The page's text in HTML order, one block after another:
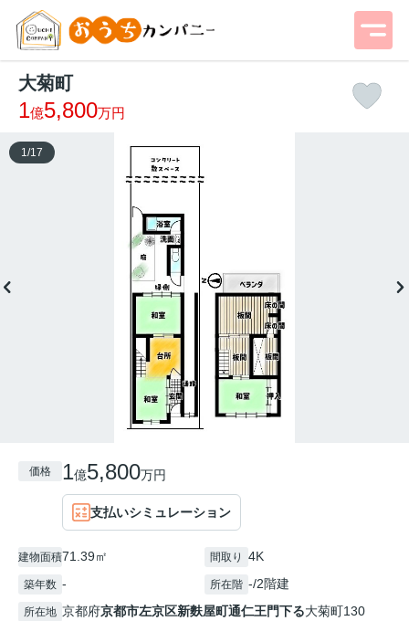
大菊町
1億5,800万円
1 /17
価格 1億5,800万円
支払いシミュレーション
建物面積71.39㎡ 間取り 4K
築年数 - 所在階 -/2階建
所在地 京都府京都市左京区新麩屋町通仁王門下る大菊町130